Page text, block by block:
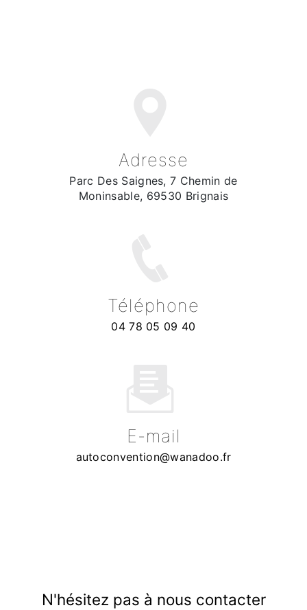
Adresse
Parc Des Saignes, 7 Chemin de
Moninsable, 69530 Brignais
Téléphone
04 78 05 09 40
E-mail
autoconvention@wanadoo.fr
N'hésitez pas à nous contacter